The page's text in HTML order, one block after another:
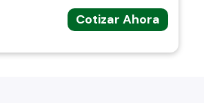
Cotizar Ahora